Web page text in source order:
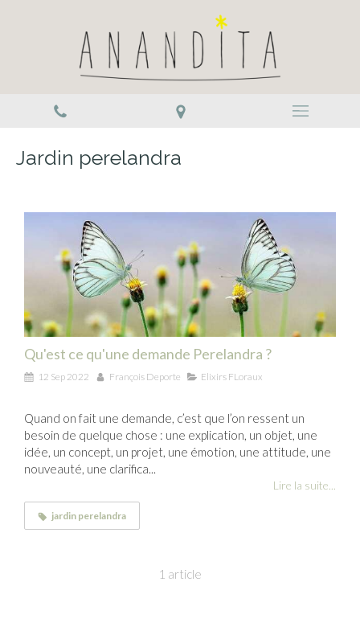
Jardin perelandra
Qu'est ce qu'une demande Perelandra ?
12 Sep 2022 François Deporte Elixirs FLoraux
Quand on fait une demande, c’est que l’on ressent un
besoin de quelque chose : une explication, un objet, une
idée, un concept, un projet, une émotion, une attitude, une
nouveauté, une clarifica...
Lire la suite...
jardin perelandra
1 article